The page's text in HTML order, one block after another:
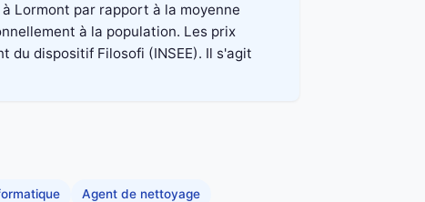
Lormont par rapport à la moyenne
à la population. Les prix
du dispositif Filosofi (INSEE). Il s'agit
Agent de nettoyage